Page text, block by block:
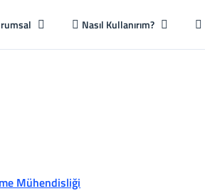
Nasıl Kullanırım?
Mühendisliği